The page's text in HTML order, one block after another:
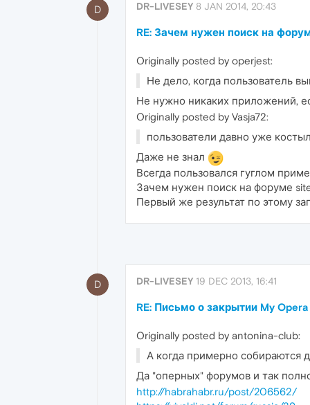
D DR-LIVESEY 8 JAN 2014, 20:43
RE: Зачем нужен поиск на
Originally posted by operjest:
Не дело, когда пользователь
Не нужно никаких приложений,
Originally posted by Vasja72:
пользователи давно уже
Даже не знал
Всегда пользовался гуглом
Зачем нужен поиск на форуме
Первый же результат по этому
D DR-LIVESEY 19 DEC 2013, 16:41
RE: Письмо о закрытии My Opera
Originally posted by antonina-club:
А когда примерно собираются
Да "оперных" форумов и так
http://habrahabr.ru/post/206562/